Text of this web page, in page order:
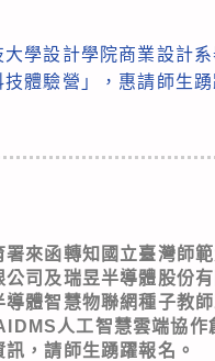
學設計學院商業設計系
體驗營」，惠請師生踴
來函轉知國立臺灣師
司及瑞昱半導體股份
體智慧物聯網種子教
人工智慧雲端協作
，請師生踴躍報名。